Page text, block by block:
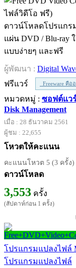
ดาวน์โหลดโปรแกรม
แผ่น DVD / Blu-ray
แบบง่ายๆ และฟรี
ผู้พัฒนา : Digital
ฟรีแวร์
Freeware คือ
หมวดหมู่ : ซอฟต์แว
Disk Management
เมื่อ : 28 ธันวาคม 2561
ผู้ชม : 22,655
โหวตให้คะแนน
คะแนนโหวต 5 (3 ครั้ง)
ดาวน์โหลด
3,553 ครั้ง
(สัปดาห์ก่อน 1 ครั้ง)
โปรแกรมแปลงไฟล์
โปรแกรมแปลงไฟล์